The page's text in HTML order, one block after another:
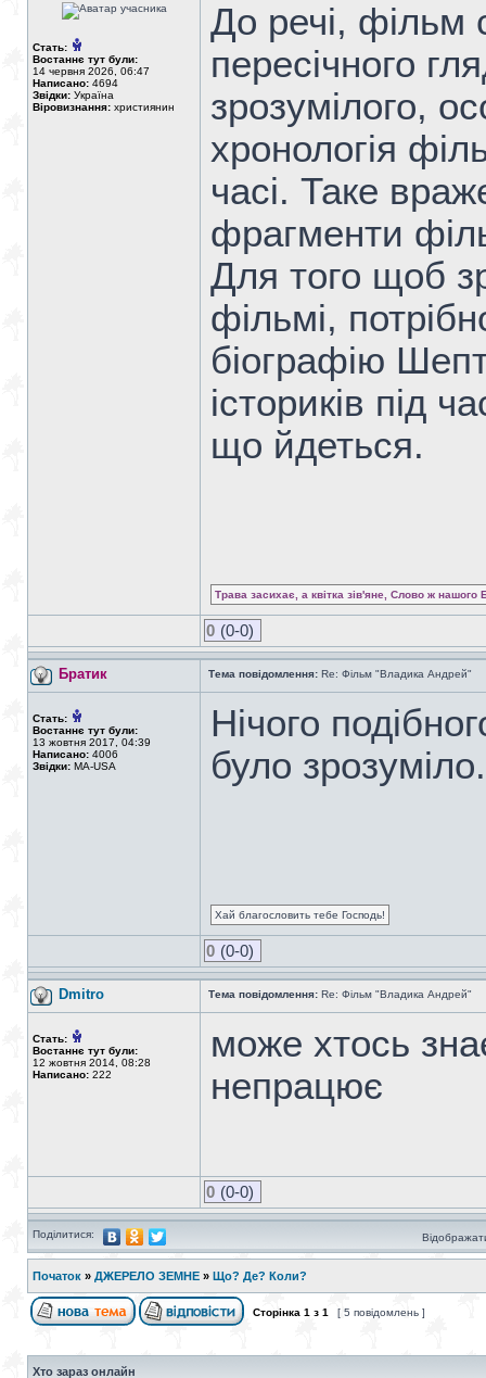
Стать:
Востаннє тут були:
14 червня 2026, 06:47
Написано: 4694
Звідки: Україна
Віровизнання: християнин
До речі, фільм
пересічного
зрозумілого,
хронологія
часі. Таке
фрагменти
Для того щоб
фільмі,
біографію
істориків під
що йдеться.
Трава засихає, а квітка зів'яне, Слово ж нашого
0 (0-0)
Братик Тема повідомлення: Re: Фільм "Владика Андрей"
Стать:
Востаннє тут були:
13 жовтня 2017, 04:39
Написано: 4006
Звідки: MA-USA
Нічого
було
Хай благословить тебе Господь!
0 (0-0)
Dmitro Тема повідомлення: Re: Фільм "Владика Андрей"
Стать:
Востаннє тут були:
12 жовтня 2014, 08:28
Написано: 222
може хтось
непрацює
0 (0-0)
Поділитися:
Початок » ДЖЕРЕЛО ЗЕМНЕ » Що? Де? Коли?
Сторінка 1 з 1 [ 5 повідомлень ]
Хто зараз онлайн